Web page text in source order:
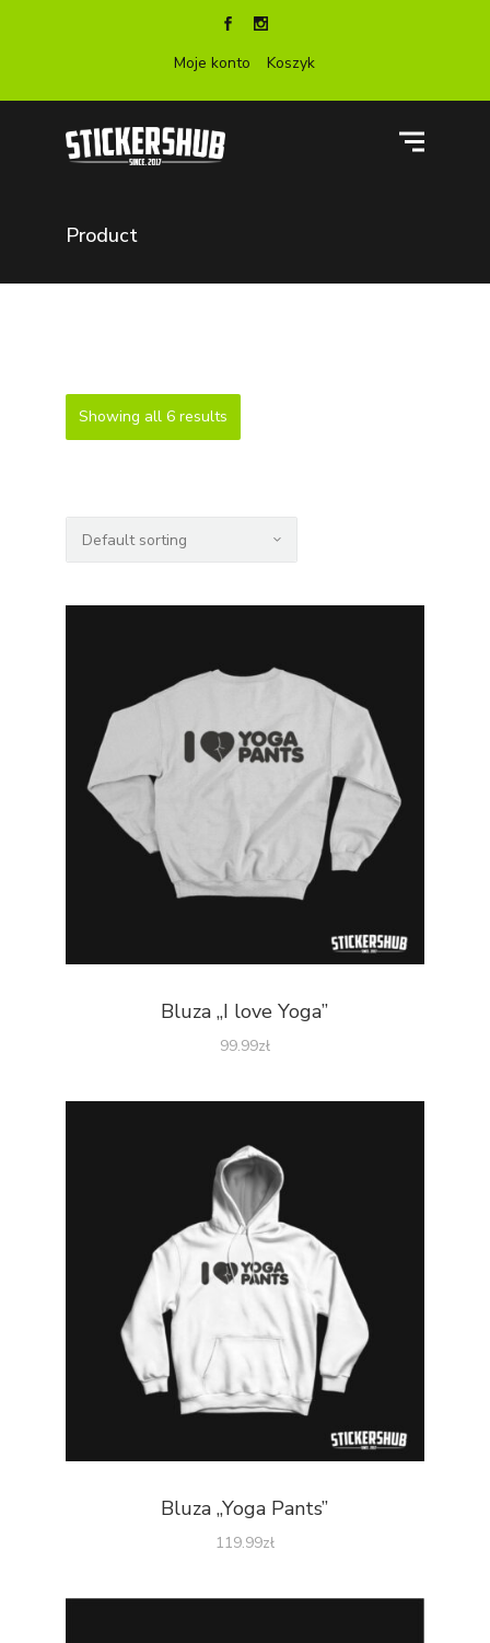
Moje konto Koszyk
Product
Showing all 6 results
Bluza „I love Yoga”
99.99zł
Bluza „Yoga Pants”
119.99zł